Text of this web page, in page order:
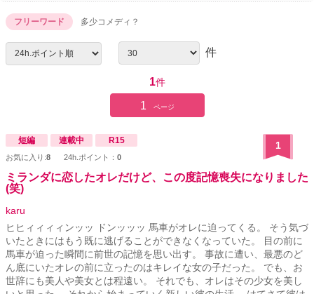
フリーワード 多少コメディ？
件
1件
1 ページ
短編 連載中 R15
お気に入り:8 24h.ポイント： 0
1
ミランダに恋したオレだけど、この度記憶喪失になりました
(笑)
karu
ヒヒィィィィンッッ ドンッッッ 馬車がオレに迫ってくる。 そう気づ
いたときにはもう既に逃げることができなくなっていた。 目の前に
馬車が迫った瞬間に前世の記憶を思い出す。 事故に遭い、最悪のど
ん底にいたオレの前に立ったのはキレイな女の子だった。 でも、お
世辞にも美人や美女とは程遠い。 それでも、オレはその少女を美し